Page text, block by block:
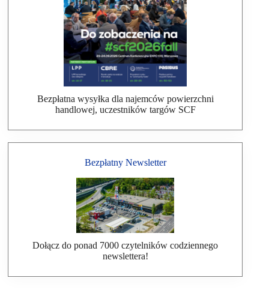
Bezpłatna wysyłka dla najemców powierzchni
handlowej, uczestników targów SCF
Bezpłatny Newsletter
Dołącz do ponad 7000 czytelników codziennego
newslettera!